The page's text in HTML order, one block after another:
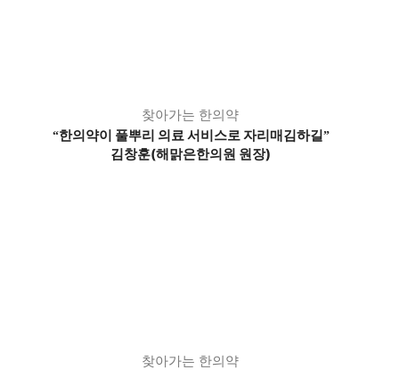
찾아가는 한의약
“한의약이 풀뿌리 의료 서비스로 자리매김하길”
김창훈(해맑은한의원 원장)
찾아가는 한의약